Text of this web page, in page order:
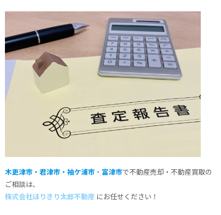
木更津市・君津市・袖ケ浦市 ・ 富津市で不動産売却・不動産買取の
ご相談は、
株式会社ほりきり太郎不動産 にお任せください！